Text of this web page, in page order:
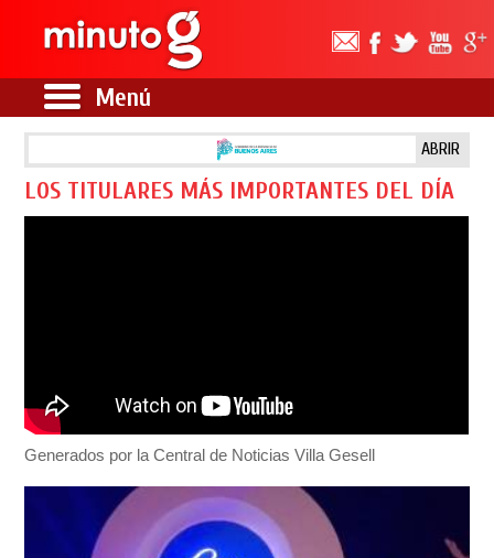
Menú
ABRIR
LOS TITULARES MÁS IMPORTANTES DEL DÍA
Generados por la Central de Noticias Villa Gesell